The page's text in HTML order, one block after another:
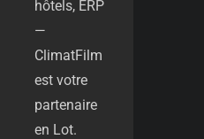
hôtels, ERP
—
ClimatFilm
est votre
partenaire
en Lot.